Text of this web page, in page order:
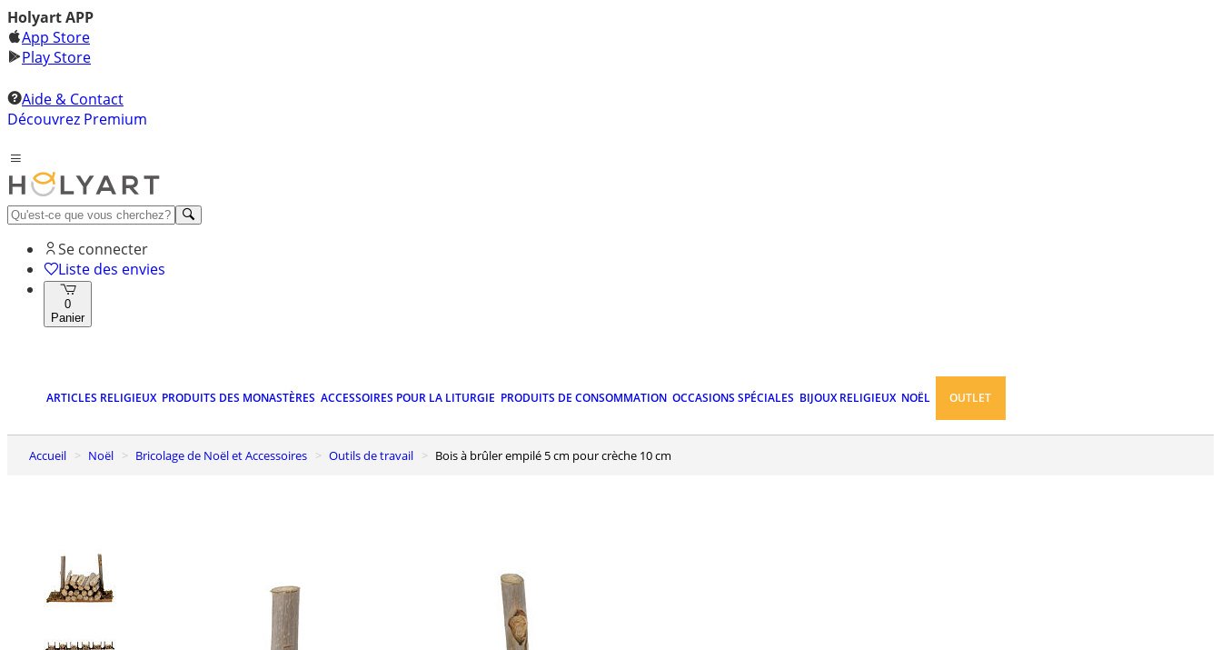
Holyart APP
App Store
Play Store
Aide & Contact
Découvrez Premium
Se connecter
Liste des envies
0
Panier
ARTICLES RELIGIEUX PRODUITS DES MONASTÈRES ACCESSOIRES POUR LA LITURGIE PRODUITS DE CONSOMMATION OCCASIONS SPÉCIALES BIJOUX RELIGIEUX NOËL OUTLET
Accueil Noël Bricolage de Noël et Accessoires Outils de travail Bois à brûler empilé 5 cm pour crèche 10 cm